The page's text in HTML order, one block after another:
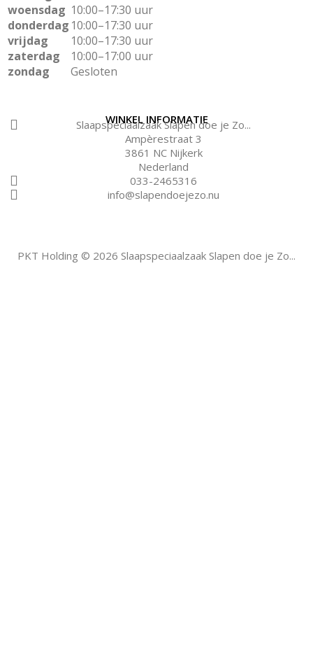
woensdag 10:00–17:30 uur
donderdag 10:00–17:30 uur
vrijdag
10:00–17:30 uur
zaterdag
10:00–17:00 uur
zondag
Gesloten
WINKEL INFORMATIE
Slaapspeciaalzaak Slapen doe je Zo...
Ampèrestraat 3
3861 NC Nijkerk
Nederland
033-2465316
info@slapendoejezo.nu
PKT Holding © 2026 Slaapspeciaalzaak Slapen doe je Zo...